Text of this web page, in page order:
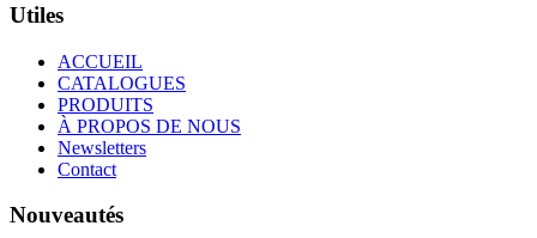
Utiles
ACCUEIL
CATALOGUES
PRODUITS
À PROPOS DE NOUS
Newsletters
Contact
Nouveautés